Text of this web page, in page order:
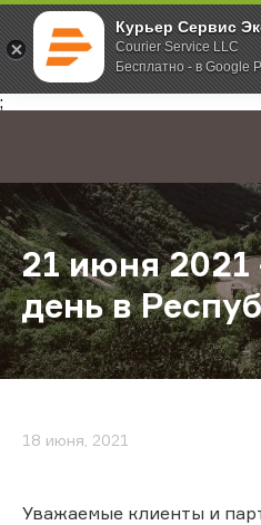
Курьер Сервис
Courier Service LLC
Бесплатно - в Google
;
Главная О компании Новости
21 июня
день в
18 июня, 2021
Уважаемые клиенты и